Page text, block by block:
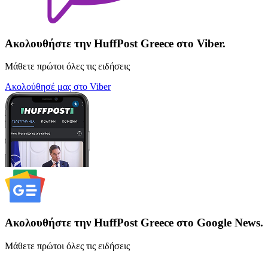
Ακολουθήστε την HuffPost Greece στο Viber.
Μάθετε πρώτοι όλες τις ειδήσεις
Ακολούθησέ μας στο Viber
Ακολουθήστε την HuffPost Greece στο Google News.
Μάθετε πρώτοι όλες τις ειδήσεις